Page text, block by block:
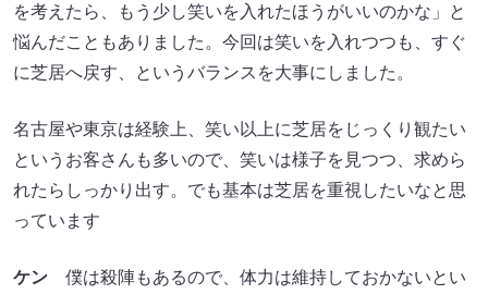
を考えたら、もう少し笑いを入れたほうがいいのかな」と
悩んだこともありました。今回は笑いを入れつつも、すぐ
に芝居へ戻す、というバランスを大事にしました。
名古屋や東京は経験上、笑い以上に芝居をじっくり観たい
というお客さんも多いので、笑いは様子を見つつ、求めら
れたらしっかり出す。でも基本は芝居を重視したいなと思
っています
ケン 僕は殺陣もあるので、体力は維持しておかないとい